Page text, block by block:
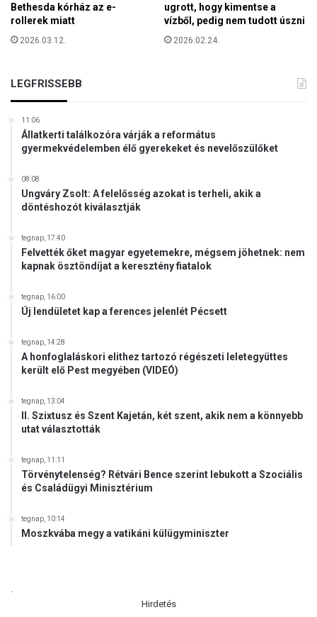
Bethesda kórház az e-
rollerek miatt
2026.03.12.
ugrott, hogy kimentse a
vízből, pedig nem tudott úszni
2026.02.24.
LEGFRISSEBB
11:06
Állatkerti találkozóra várják a református
gyermekvédelemben élő gyerekeket és nevelőszülőket
08:08
Ungváry Zsolt: A felelősség azokat is terheli, akik a
döntéshozót kiválasztják
tegnap, 17:40
Felvették őket magyar egyetemekre, mégsem jöhetnek: nem
kapnak ösztöndíjat a keresztény fiatalok
tegnap, 16:00
Új lendületet kap a ferences jelenlét Pécsett
tegnap, 14:28
A honfoglaláskori elithez tartozó régészeti leletegyüttes
került elő Pest megyében (VIDEÓ)
tegnap, 13:04
II. Szixtusz és Szent Kajetán, két szent, akik nem a könnyebb
utat választották
tegnap, 11:11
Törvénytelenség? Rétvári Bence szerint lebukott a Szociális
és Családügyi Minisztérium
tegnap, 10:14
Moszkvába megy a vatikáni külügyminiszter
Hirdetés